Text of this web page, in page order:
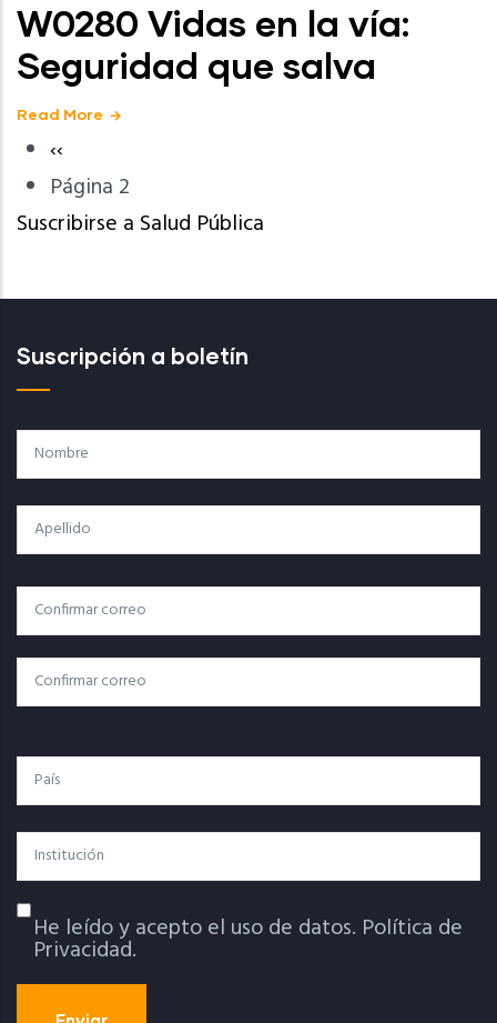
W0280 Vidas en la vía:
Seguridad que salva
Read More
Paginación
Página
anterior
‹‹
Página 2
Suscribirse a Salud Pública
Suscripción a boletín
Nombre
Apellido
Correo
Electrónico
Correo Electrónico
Confirmar Correo
País
Institución
Política De Privacidad
He leído y acepto el uso de datos. Política de
Privacidad.